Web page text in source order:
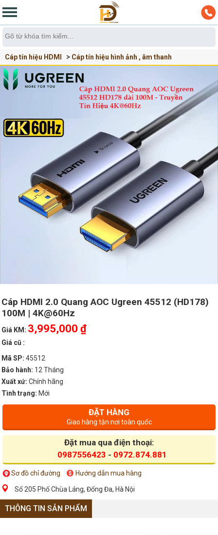
Cáp tín hiệu HDMI
Cáp tín hiệu hình ảnh , âm thanh
Cáp HDMI 2.0 Ugreen 4k Cao cấp
Cáp HDMI 2.0 Quang AOC Ugreen 45512 (HD178)
100M | 4K@60Hz
Giá KM: 3,995,000 ₫
Giá cũ :
Mã SP: 45512
Bảo hành: 12 Tháng
Xuất xứ: Chính hãng
Tình trạng: Mới
ĐẶT HÀNG
Giao hàng tận nơi toàn quốc
Đặt mua qua điện thoại:
0987556423 - 0972.874.881
Sơ đồ chỉ đường Hướng dẫn mua hàng
Số 205 Phố Chùa Láng, Đống Đa, Hà Nội
THÔNG TIN SẢN PHẨM